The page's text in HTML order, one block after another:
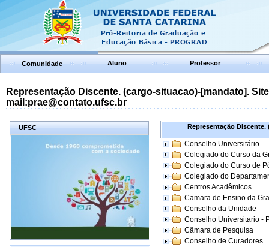
Comunidade Aluno Professor
Representação Discente. (cargo-situacao)-[mandato].
mail:prae@contato.ufsc.br
UFSC Representação Discente.
Conselho Universitário
Colegiado do Curso da
Colegiado do Curso de
Colegiado do
Centros Acadêmicos
Camara de Ensino da
Conselho da Unidade
Conselho Universitario -
Câmara de Pesquisa
Conselho de Curadores